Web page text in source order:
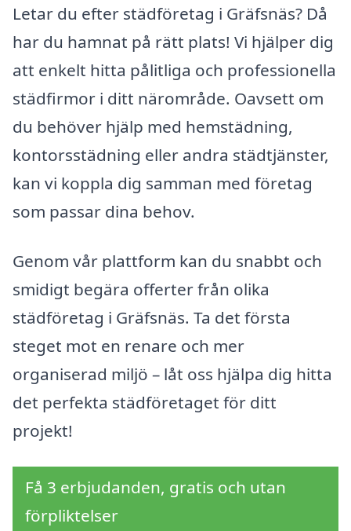
Letar du efter städföretag i Gräfsnäs? Då
har du hamnat på rätt plats! Vi hjälper dig
att enkelt hitta pålitliga och professionella
städfirmor i ditt närområde. Oavsett om
du behöver hjälp med hemstädning,
kontorsstädning eller andra städtjänster,
kan vi koppla dig samman med företag
som passar dina behov.
Genom vår plattform kan du snabbt och
smidigt begära offerter från olika
städföretag i Gräfsnäs. Ta det första
steget mot en renare och mer
organiserad miljö – låt oss hjälpa dig hitta
det perfekta städföretaget för ditt
projekt!
Få 3 erbjudanden, gratis och utan
förpliktelser